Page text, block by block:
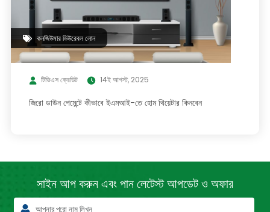
কনজিউমার ডিউরেবল লোন
টিভিএস ক্রেডিট 14ই আগস্ট, 2025
জিরো ডাউন পেমেন্টে কীভাবে ইএমআই-তে হোম থিয়েটার কিনবেন
সাইন আপ করুন এবং পান লেটেস্টআপডেট ও অফার